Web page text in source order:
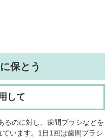
保とう
して
るのに対し、歯間ブラシなどを
います。1日1回は歯間ブラシ